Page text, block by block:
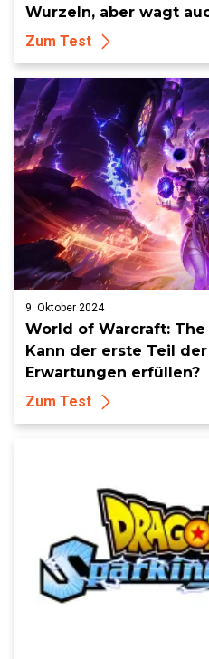
Wurzeln, aber wagt
Zum Test
9. Oktober 2024
World of Warcraft:
Kann der erste Teil
Erwartungen erfüllen?
Zum Test